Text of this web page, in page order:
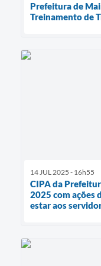
Prefeitura de
Treinamento de
14 JUL 2025 - 16h55
CIPA da
2025 com ações
estar aos